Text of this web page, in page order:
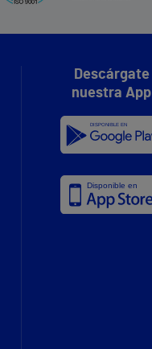
Descárgate
nuestra App